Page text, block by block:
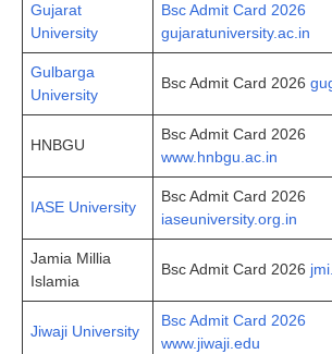
Gujarat
University
Bsc Admit Card 2026
gujaratuniversity.ac.in
Gulbarga
University
Bsc Admit Card 2026
HNBGU
Bsc Admit Card 2026
www.hnbgu.ac.in
IASE University
Bsc Admit Card 2026
iaseuniversity.org.in
Jamia Millia
Islamia
Bsc Admit Card 2026
Jiwaji University
Bsc Admit Card 2026
www.jiwaji.edu